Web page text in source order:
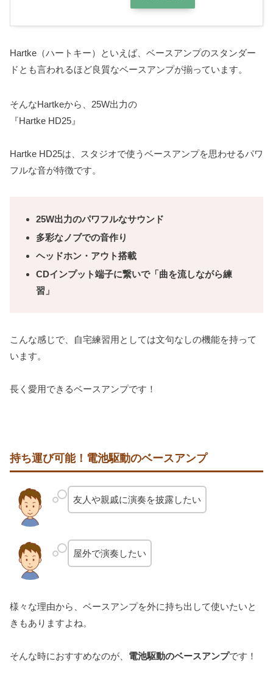
Hartke（ハートキー）といえば、ベースアンプのスタンダー
ドとも言われるほど良質なベースアンプが揃っています。
そんなHartkeから、25W出力の
『Hartke HD25』
Hartke HD25は、スタジオで使うベースアンプを思わせるパワ
フルな音が特徴です。
25W出力のパワフルなサウンド
多彩なノブでの音作り
ヘッドホン・アウト搭載
CDインプット端子に繋いで「曲を流しながら練
習」
こんな感じで、自宅練習用としては文句なしの機能を持って
います。
長く愛用できるベースアンプです！
持ち運び可能！電池駆動のベースアンプ
友人や親戚に演奏を披露したい
屋外で演奏したい
様々な理由から、ベースアンプを外に持ち出して使いたいと
きもありますよね。
そんな時におすすめなのが、 電池駆動のベースアンプです！